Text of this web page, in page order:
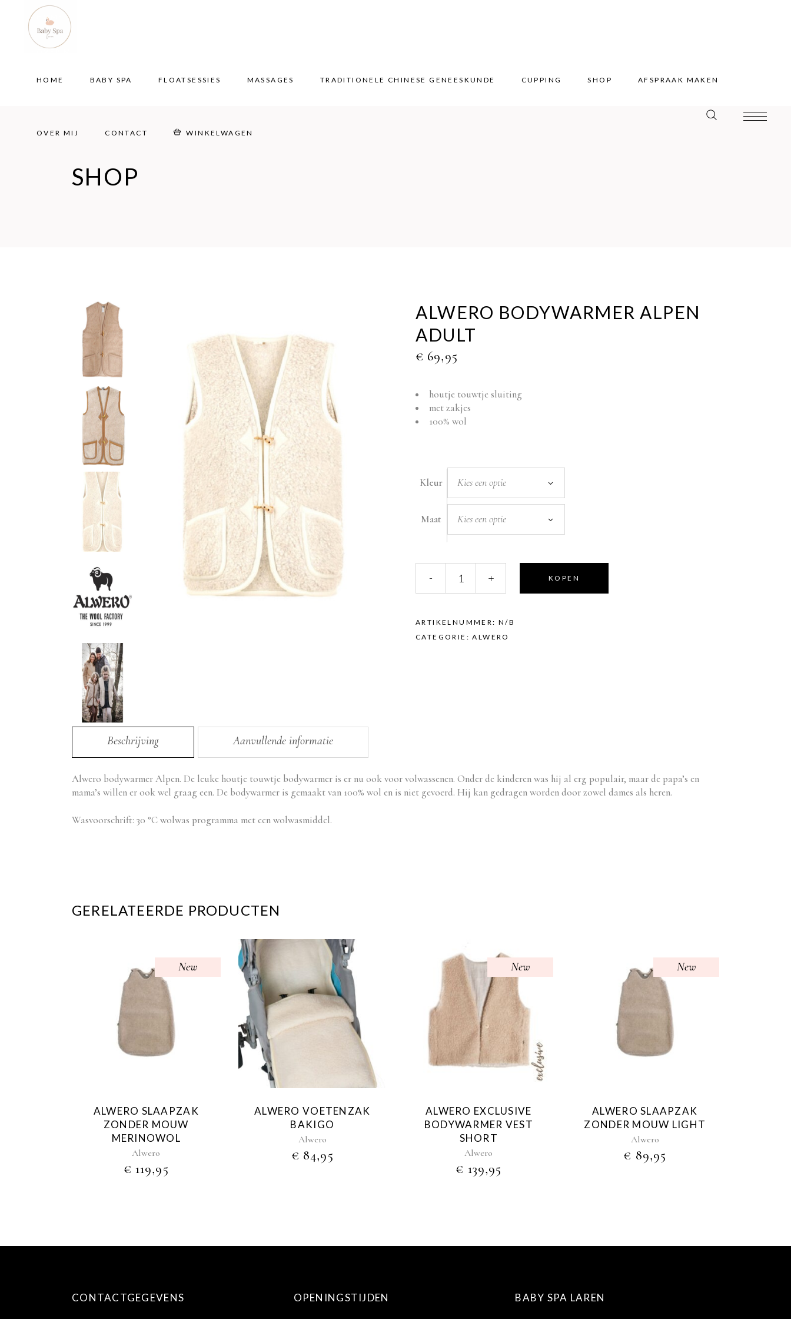
HOME BABY SPA FLOATSESSIES MASSAGES TRADITIONELE CHINESE GENEESKUNDE CUPPING SHOP AFSPRAAK MAKEN
OVER MIJ CONTACT WINKELWAGEN
HOME
SHOP
ALWERO BODYWARMER ALPEN
ADULT
€ 69,95
houtje touwtje sluiting
met zakjes
100% wol
Kleur Kies een optie
Maat Kies een optie
bodywarmer
Alpen
quantity
- + KOPEN
ARTIKELNUMMER: N/B
CATEGORIE:ALWERO
Beschrijving Aanvullende informatie
Alwero bodywarmer Alpen. De leuke houtje touwtje bodywarmer is er nu ook voor volwassenen. Onder de kinderen was hij al erg populair, maar de papa’s en
mama’s willen er ook wel graag een. De bodywarmer is gemaakt van 100% wol en is niet gevoerd. Hij kan gedragen worden door zowel dames als heren.
Wasvoorschrift: 30 °C wolwas programma met een wolwasmiddel.
GERELATEERDE PRODUCTEN
New
ALWERO SLAAPZAK
ZONDER MOUW
MERINOWOL
Alwero
€ 119,95
ALWERO VOETENZAK
BAKIGO
Alwero
€ 84,95
New
ALWERO EXCLUSIVE
BODYWARMER VEST
SHORT
Alwero
€ 139,95
New
ALWERO SLAAPZAK
ZONDER MOUW LIGHT
Alwero
€ 89,95
CONTACTGEGEVENS OPENINGSTIJDEN BABY SPA LAREN